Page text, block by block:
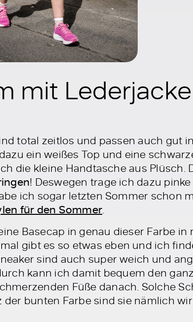
mit
total zeitlos und passen auch gut
ein weißes Top und eine
die kleine Handtasche aus Plüsch.
! Deswegen trage ich dazu
ich sogar letzten Sommer schon
für den Sommer.
Basecap in genau dieser Farbe in
gibt es so etwas eben und ich
sind auch super weich und
kann ich damit bequem den
Füße danach. Solche
bunten Farbe sind sie nämlich